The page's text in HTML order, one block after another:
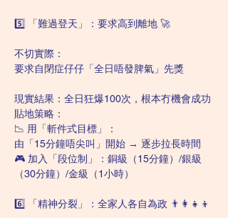
5️⃣ 「難過登天」：要求高到離地 🚀
不切實際：
要求自閉症仔仔「全日唔發脾氣」先獎
現實結果：全日狂爆100次，根本冇機會成功
貼地策略：
📉 用「斬件式目標」：
由「15分鐘唔尖叫」開始 → 逐步拉長時間
🎮 加入「段位制」：銅級（15分鐘）/銀級
（30分鐘）/金級（1小時）
6️⃣ 「精神分裂」：全家人各自為政 👨👩👧👦